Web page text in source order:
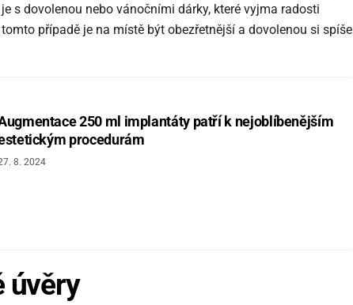
s dovolenou nebo vánočními dárky, které vyjma radosti
případě je na místě být obezřetnější a dovolenou si spíše
250 ml implantáty patří k nejoblíbenějším
procedurám
8. 2024
úvěry